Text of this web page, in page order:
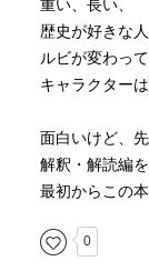
重い、長い、
歴史が好きな
ルビが変わっ
キャラクター
面白いけど、
解釈・解読編
最初からこの
0